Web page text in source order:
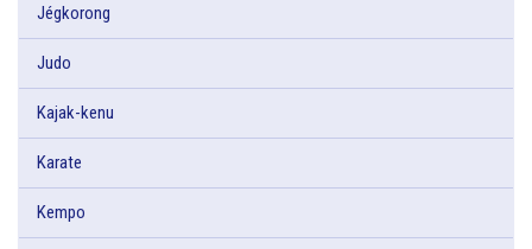
Jégkorong
Judo
Kajak-kenu
Karate
Kempo